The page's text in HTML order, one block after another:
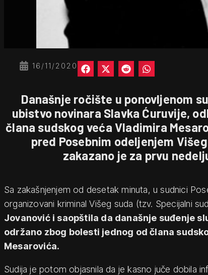
16/11/2020
Današnje ročište u ponovljenom
ubistvo novinara Slavka Ćuruvije,
člana sudskog veća Vladimira
pred Posebnim odeljenjem
zakazano je za prvu
Sa zakašnjenjem od desetak minuta, u sudnici
organizovani kriminal Višeg suda (tzv. Specijalni
Jovanović i saopštila da današnje suđenje
održano zbog bolesti jednog od člana
Mesarovića.
Sudija je potom objasnila da je kasno juče dobila